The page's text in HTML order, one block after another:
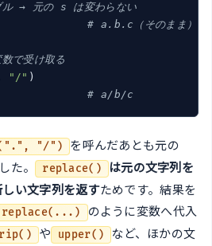
ル → 元の s は変わらない
# a.b.c（そのまま）
で受け取る
"/" )
# a/b/c
"/") を呼んだあとも元の
た。 replace()
は元の文字列を
い文字列を返すためです。結果を
のように変数へ代入
や upper()
など、ほかの文